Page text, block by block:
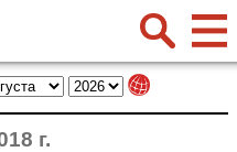
г.